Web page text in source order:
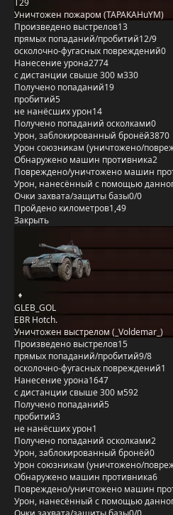
T29
Уничтожен пожаром (TAPAKAHuYM)
Произведено выстрелов13
прямых попаданий/пробитий12/9
осколочно-фугасных повреждений0
Нанесение урона2774
с дистанции свыше 300 м330
Получено попаданий19
пробитий5
не нанёсших урон14
Получено попаданий осколками0
Урон, заблокированный бронёй3870
Урон союзникам (уничтожено/
Обнаружено машин противника2
Повреждено/уничтожено машин
Урон, нанесённый с помощью
Очки захвата/защиты базы0/0
Пройдено километров1,49
Закрыть
GLEB_GOL
EBR Hotch.
Уничтожен выстрелом (_Voldemar_)
Произведено выстрелов15
прямых попаданий/пробитий9/8
осколочно-фугасных повреждений1
Нанесение урона1647
с дистанции свыше 300 м592
Получено попаданий5
пробитий3
не нанёсших урон1
Получено попаданий осколками2
Урон, заблокированный бронёй0
Урон союзникам (уничтожено/
Обнаружено машин противника6
Повреждено/уничтожено машин
Урон, нанесённый с помощью